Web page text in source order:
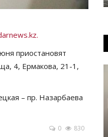
приостановят
4, Ермакова, 21-1,
– пр. Назарбаева
0 830